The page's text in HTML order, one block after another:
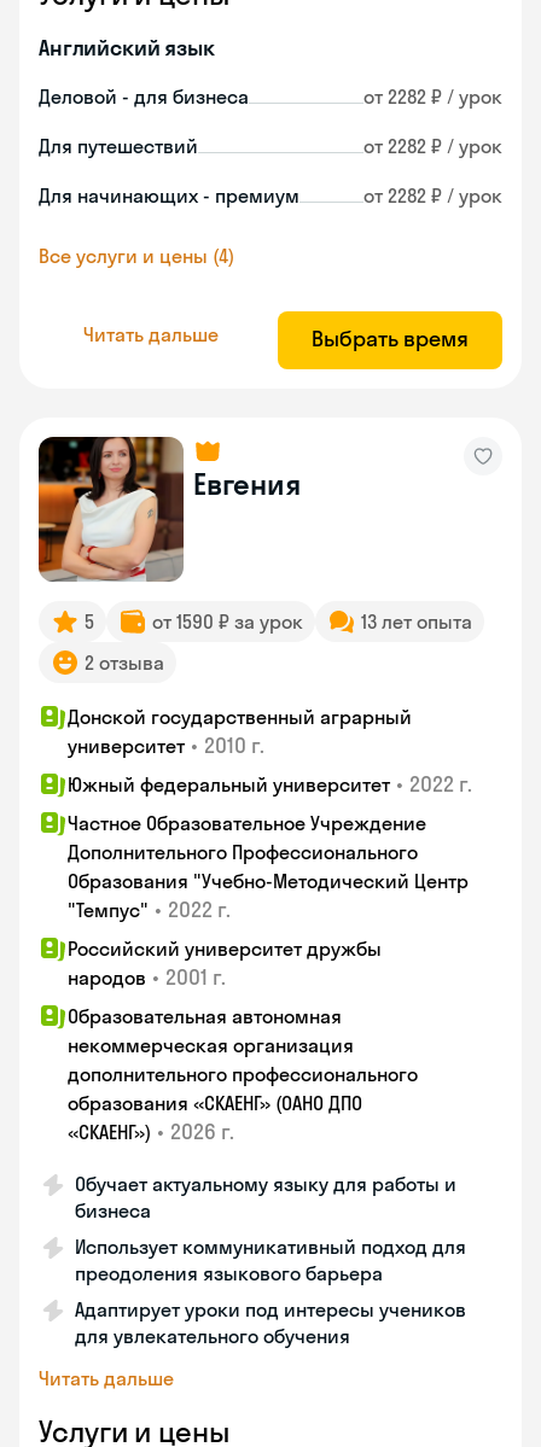
Английский язык
Деловой - для бизнеса от 2282 ₽ / урок
Для путешествий от 2282 ₽ / урок
Для начинающих - премиум от 2282 ₽ / урок
Все услуги и цены (4)
Читать дальше Выбрать время
Евгения
5 от 1590 ₽ за урок
13 лет опыта
2 отзыва
Донской государственный аграрный
университет • 2010 г.
Южный федеральный университет • 2022 г.
Частное Образовательное Учреждение
Дополнительного Профессионального
Образования "Учебно-Методический Центр
"Темпус" • 2022 г.
Российский университет дружбы
народов • 2001 г.
Образовательная автономная
некоммерческая организация
дополнительного профессионального
образования «СКАЕНГ» (ОАНО ДПО
«СКАЕНГ») • 2026 г.
Обучает актуальному языку для работы и
бизнеса
Использует коммуникативный подход для
преодоления языкового барьера
Адаптирует уроки под интересы учеников
для увлекательного обучения
Читать дальше
Услуги и цены